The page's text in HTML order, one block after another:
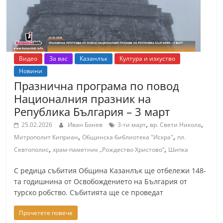
,
a
z
a
l
a
k
b
.
i
n
f
Видео За вас Казанлък
Култура и изкуство
Новини
Празнична програма по повод
Националния празник на
Република България – 3 март
25.02.2026 Иван Бонев 3-ти март, вр. Свети Никола,
Митрополит Киприан,Общинска библиотека "Искра", пл.
Севтополис,храм-паметник „Рождество Христово“, Шипка
С редица събития Община Казанлък ще отбележи 148-
та годишнина от Освобождението на България от
турско робство. Събитията ще се проведат
Прочетете повече